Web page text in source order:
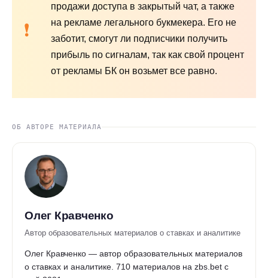
продажи доступа в закрытый чат, а также
на рекламе легального букмекера. Его не
заботит, смогут ли подписчики получить
прибыль по сигналам, так как свой процент
от рекламы БК он возьмет все равно.
ОБ АВТОРЕ МАТЕРИАЛА
Олег Кравченко
Автор образовательных материалов о ставках и аналитике
Олег Кравченко — автор образовательных материалов
о ставках и аналитике. 710 материалов на zbs.bet с